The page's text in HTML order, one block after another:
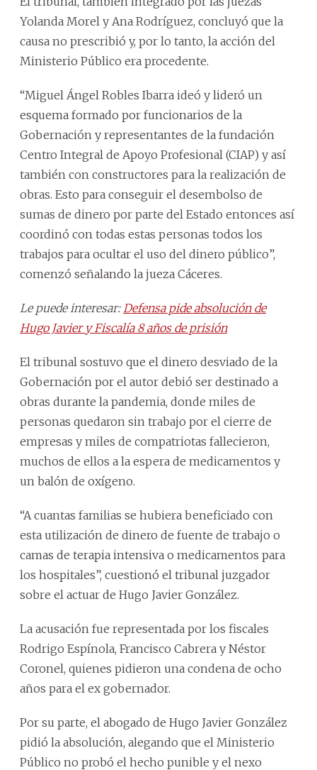
Yolanda Morel y Ana Rodríguez, concluyó que la
causa no prescribió y, por lo tanto, la acción del
Ministerio Público era procedente.
“Miguel Ángel Robles Ibarra ideó y lideró un
esquema formado por funcionarios de la
Gobernación y representantes de la fundación
Centro Integral de Apoyo Profesional (CIAP) y así
también con constructores para la realización de
obras. Esto para conseguir el desembolso de
sumas de dinero por parte del Estado entonces así
coordinó con todas estas personas todos los
trabajos para ocultar el uso del dinero público”,
comenzó señalando la jueza Cáceres.
Le puede interesar: Defensa pide absolución de
Hugo Javier y Fiscalía 8 años de prisión
El tribunal sostuvo que el dinero desviado de la
Gobernación por el autor debió ser destinado a
obras durante la pandemia, donde miles de
personas quedaron sin trabajo por el cierre de
empresas y miles de compatriotas fallecieron,
muchos de ellos a la espera de medicamentos y
un balón de oxígeno.
“A cuantas familias se hubiera beneficiado con
esta utilización de dinero de fuente de trabajo o
camas de terapia intensiva o medicamentos para
los hospitales”, cuestionó el tribunal juzgador
sobre el actuar de Hugo Javier González.
La acusación fue representada por los fiscales
Rodrigo Espínola, Francisco Cabrera y Néstor
Coronel, quienes pidieron una condena de ocho
años para el ex gobernador.
Por su parte, el abogado de Hugo Javier González
pidió la absolución, alegando que el Ministerio
Público no probó el hecho punible y el nexo